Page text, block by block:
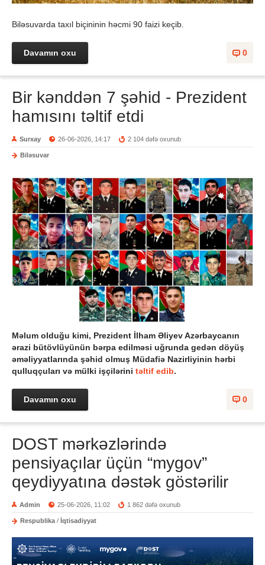
Biləsuvarda taxıl biçininin həcmi 90 faizi keçib.
0
Davamın oxu
Bir kənddən 7 şəhid - Prezident
hamısını təltif etdi
Surxay 26-06-2026, 14:17 2 104 dəfə oxunub
Biləsuvar
Məlum olduğu kimi, Prezident İlham Əliyev Azərbaycanın
ərazi bütövlüyünün bərpa edilməsi uğrunda gedən döyüş
əməliyyatlarında şəhid olmuş Müdafiə Nazirliyinin hərbi
qulluqçuları və mülki işçilərini təltif edib.
0
Davamın oxu
DOST mərkəzlərində
pensiyaçılar üçün “mygov”
qeydiyyatına dəstək göstərilir
Admin 25-06-2026, 11:02 1 862 dəfə oxunub
Respublika / İqtisadiyyat